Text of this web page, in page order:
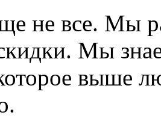
не все. Мы
Мы
выше